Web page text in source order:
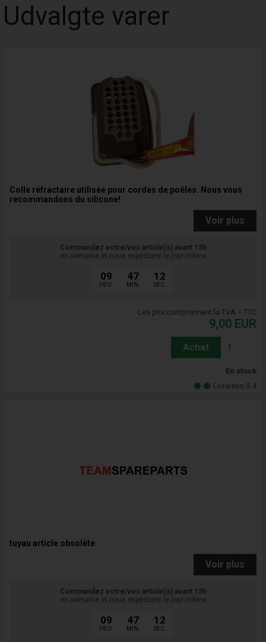
Udvalgte varer
Colle réfractaire utilisée pour cordes de poêles. Nous vous
recommandons du silicone!
Voir plus
Commandez votre/vos article(s) avant 15h
en semaine et nous expédions le jour même
09
HEU.
47
MIN.
11
SEC.
Les prix comprennent la TVA = TTC
9,00 EUR
Achat
En stock
Livraison 3-4
tuyau article obsolète
Voir plus
Commandez votre/vos article(s) avant 15h
en semaine et nous expédions le jour même
09
HEU.
47
MIN.
11
SEC.